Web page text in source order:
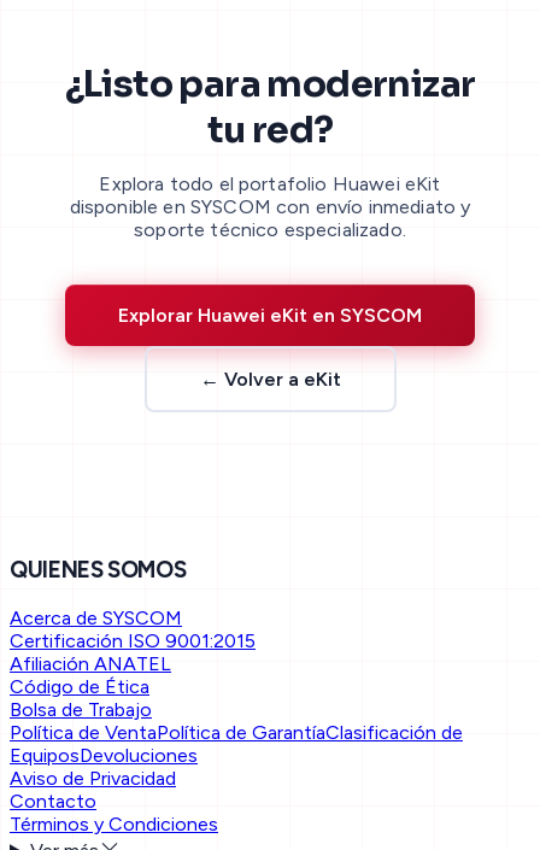
¿Listo para modernizar
tu red?
Explora todo el portafolio Huawei eKit
disponible en SYSCOM con envío inmediato y
soporte técnico especializado.
Explorar Huawei eKit en SYSCOM
← Volver a eKit
QUIENES SOMOS
Acerca de SYSCOM
Certificación ISO 9001:2015
Afiliación ANATEL
Código de Ética
Bolsa de Trabajo
Política de VentaPolítica de GarantíaClasificación de
EquiposDevoluciones
Aviso de Privacidad
Contacto
Términos y Condiciones